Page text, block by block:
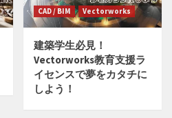
CAD / BIM Vectorworks
建築学生必見！
Vectorworks教育支援ラ
イセンスで夢をカタチに
しよう！